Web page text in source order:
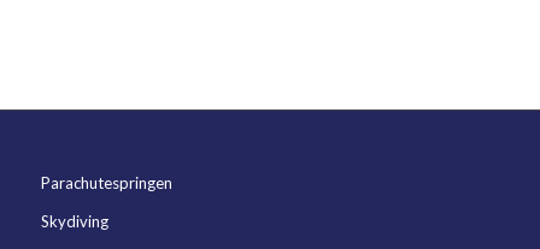
Parachutespringen
Skydiving